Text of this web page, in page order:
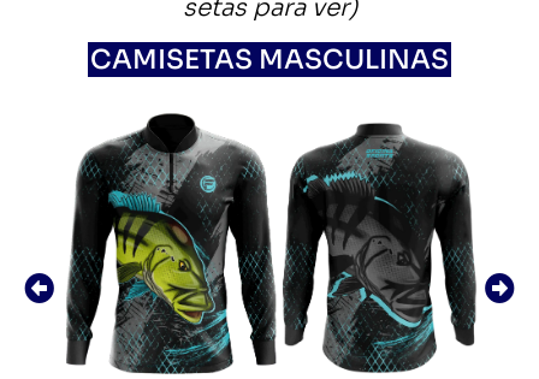
setas para ver)
CAMISETAS MASCULINAS